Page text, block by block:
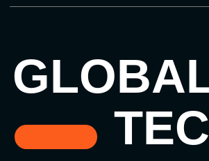
GLOBAL
TECH
FORUM
Цифровая трансформация
и автоматизация бизнеса